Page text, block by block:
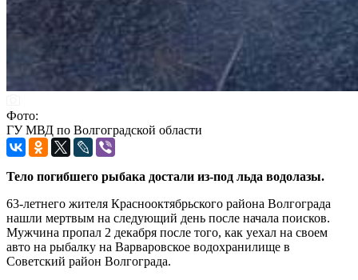
Фото:
ГУ МВД по Волгоградской области
Тело погибшего рыбака достали из-под льда водолазы.
63-летнего жителя Краснооктябрьского района Волгограда
нашли мертвым на следующий день после начала поисков.
Мужчина пропал 2 декабря после того, как уехал на своем
авто на рыбалку на Варваровское водохранилище в
Советский район Волгограда.